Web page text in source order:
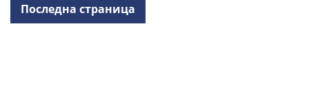
Последна страница